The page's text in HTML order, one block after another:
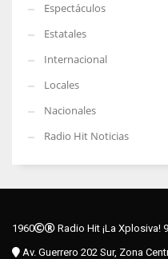
Espectáculos
Estatales
Internacional
Locales
Nacionales
Radio Hit Noticias
1960
Radio Hit ¡La Xplosiva!
Av. Guerrero 202 Sur, Zona